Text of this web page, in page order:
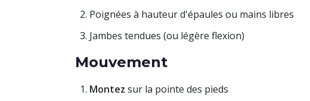
Poignées à hauteur d'épaules ou mains libres
Jambes tendues (ou légère flexion)
Mouvement
Montez sur la pointe des pieds